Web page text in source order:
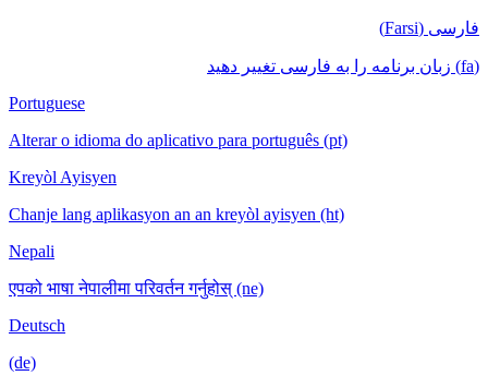
Portuguese
Alterar o idioma do aplicativo para português (pt)
Kreyòl Ayisyen
Chanje lang aplikasyon an an kreyòl ayisyen (ht)
एपको भाषा नेपालीमा परिवर्तन गर्नुहोस् (ne)